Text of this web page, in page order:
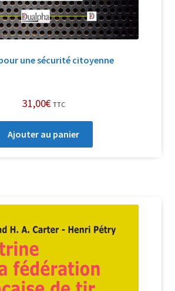
une sécurité citoyenne
31,00€ TTC
Ajouter au panier